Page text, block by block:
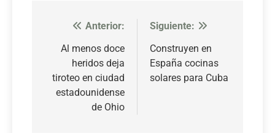
Navegación
entradas
Anterior:
Al menos doce
heridos deja
tiroteo en ciudad
estadounidense
de Ohio
Siguiente:
Construyen en
España cocinas
solares para Cuba